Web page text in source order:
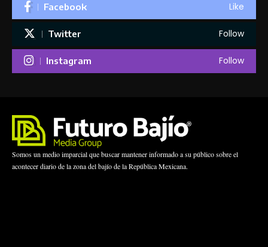
Facebook Like
Twitter Follow
Instagram Follow
Somos un medio imparcial que buscar mantener informado a su público sobre el
acontecer diario de la zona del bajío de la República Mexicana.